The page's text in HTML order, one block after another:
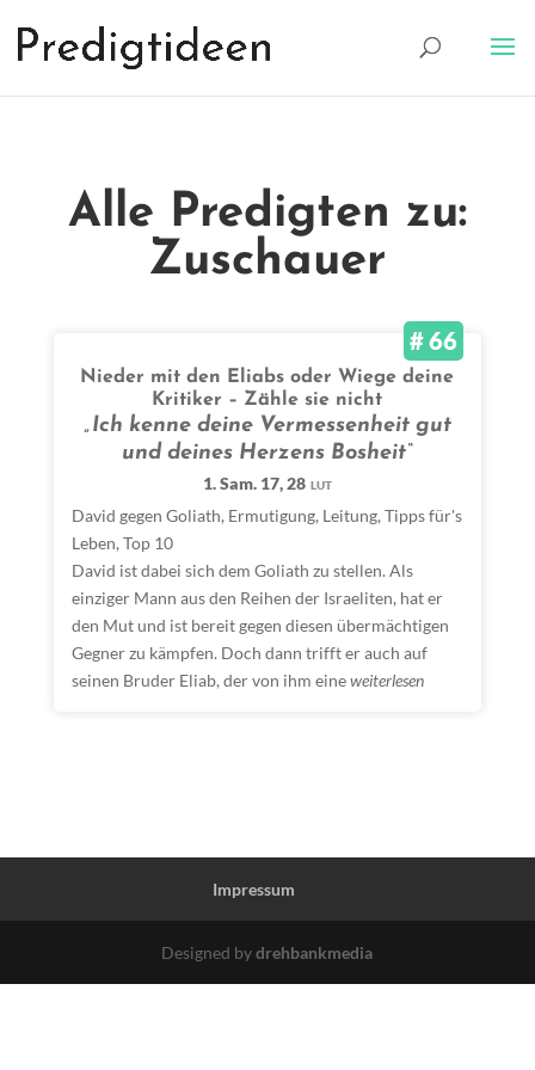
Alle Predigten zu:
Zuschauer
# 66
Nieder mit den Eliabs oder Wiege deine
Kritiker – Zähle sie nicht
„Ich kenne deine Vermessenheit gut
und deines Herzens Bosheit“
1. Sam. 17, 28 LUT
David gegen Goliath, Ermutigung, Leitung, Tipps für's
Leben, Top 10
David ist dabei sich dem Goliath zu stellen. Als
einziger Mann aus den Reihen der Israeliten, hat er
den Mut und ist bereit gegen diesen übermächtigen
Gegner zu kämpfen. Doch dann trifft er auch auf
seinen Bruder Eliab, der von ihm eineweiterlesen
Impressum
Designed bydrehbankmedia